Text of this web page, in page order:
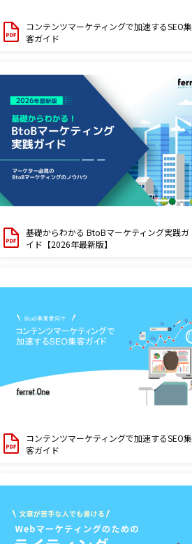
コンテンツマーケティングで加速するSEO集
客ガイド
基礎からわかる BtoBマーケティング実践ガ
イド【2026年最新版】
コンテンツマーケティングで加速するSEO集
客ガイド